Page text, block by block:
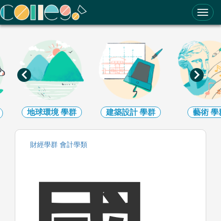
ColleGo! 大學選才與高中育才輔助系統
地球環境學群 建築設計學群 藝術 學
財經學群 會計學類